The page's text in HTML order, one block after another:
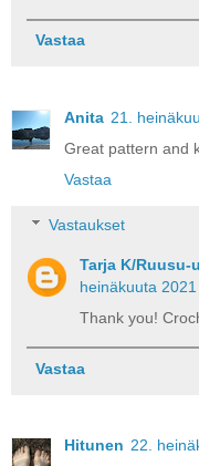
Vastaa
Anita 21.
Great pattern and
Vastaa
Vastaukset
Tarja K/
heinäkuuta
Thank you!
Vastaa
Hitunen 22.